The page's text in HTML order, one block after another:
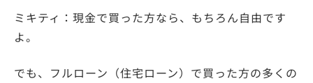
ミキティ：現金で買った方なら、もちろん自由です
よ。
でも、フルローン（住宅ローン）で買った方の多くの